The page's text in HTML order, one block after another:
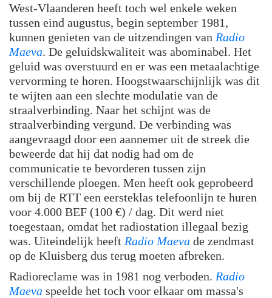
West-Vlaanderen heeft toch wel enkele weken
tussen eind augustus, begin september 1981,
kunnen genieten van de uitzendingen van Radio
Maeva. De geluidskwaliteit was abominabel. Het
geluid was overstuurd en er was een metaalachtige
vervorming te horen. Hoogstwaarschijnlijk was dit
te wijten aan een slechte modulatie van de
straalverbinding. Naar het schijnt was de
straalverbinding vergund. De verbinding was
aangevraagd door een aannemer uit de streek die
beweerde dat hij dat nodig had om de
communicatie te bevorderen tussen zijn
verschillende ploegen. Men heeft ook geprobeerd
om bij de RTT een eersteklas telefoonlijn te huren
voor 4.000 BEF (100 €) / dag. Dit werd niet
toegestaan, omdat het radiostation illegaal bezig
was. Uiteindelijk heeft Radio Maeva de zendmast
op de Kluisberg dus terug moeten afbreken.
Radioreclame was in 1981 nog verboden. Radio
Maeva speelde het toch voor elkaar om massa's